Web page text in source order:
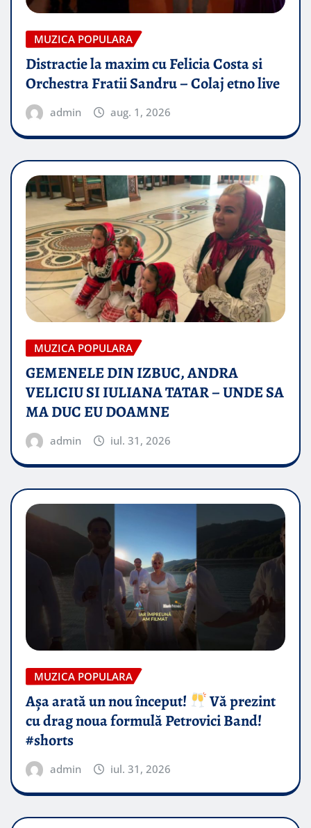
MUZICA POPULARA
Distractie la maxim cu Felicia Costa si
Orchestra Fratii Sandru – Colaj etno live
admin aug. 1, 2026
MUZICA POPULARA
GEMENELE DIN IZBUC, ANDRA
VELICIU SI IULIANA TATAR – UNDE SA
MA DUC EU DOAMNE
admin iul. 31, 2026
MUZICA POPULARA
Așa arată un nou început!
Vă prezint
cu drag noua formulă Petrovici Band!
#shorts
admin iul. 31, 2026